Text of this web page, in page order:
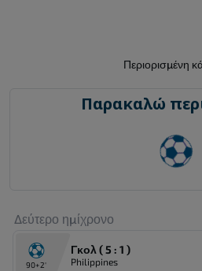
Περιορισμένη
Παρακαλώ
Δεύτερο ημίχρονο
90+2'
Γκολ ( 5 : 1 )
Philippines